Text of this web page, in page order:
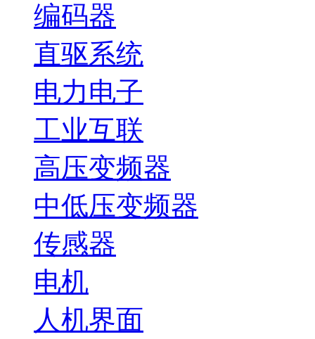
编码器
直驱系统
电力电子
工业互联
高压变频器
中低压变频器
传感器
电机
人机界面